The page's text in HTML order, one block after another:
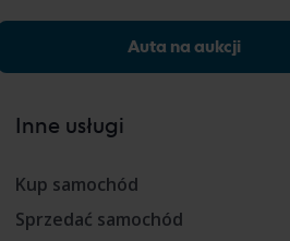
Auta na aukcji
Inne usługi
Kup samochód
Sprzedać samochód